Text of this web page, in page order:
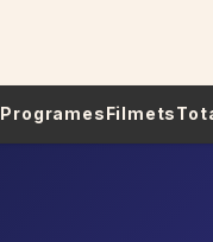
ProgramesFilmets